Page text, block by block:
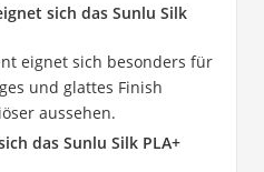
sich das Sunlu Silk
eignet sich besonders für
und glattes Finish
aussehen.
das Sunlu Silk PLA+